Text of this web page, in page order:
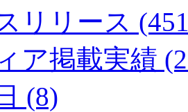
リリース
ア掲載実績
(8)